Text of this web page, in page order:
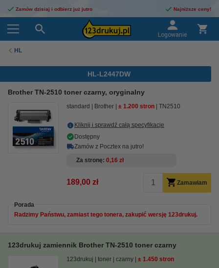
Zamów dzisiaj i odbierz już jutro Najniższe ceny!
Logowanie
HL
HL-L2447DW
Brother TN-2510 toner czarny, oryginalny
standard Brother ± 1.200 stron TN2510
Kliknij i sprawdź całą specyfikacje
Dostępny
Zamów z Pocztex na jutro!
Za stronę 0,16 zł
189,00 zł Zamawiam
Porada
Radzimy Państwu, zamiast tego tonera, zakupić wersję 123drukuj.
123drukuj zamiennik Brother TN-2510 toner czarny
123drukuj toner czarny ± 1.450 stron